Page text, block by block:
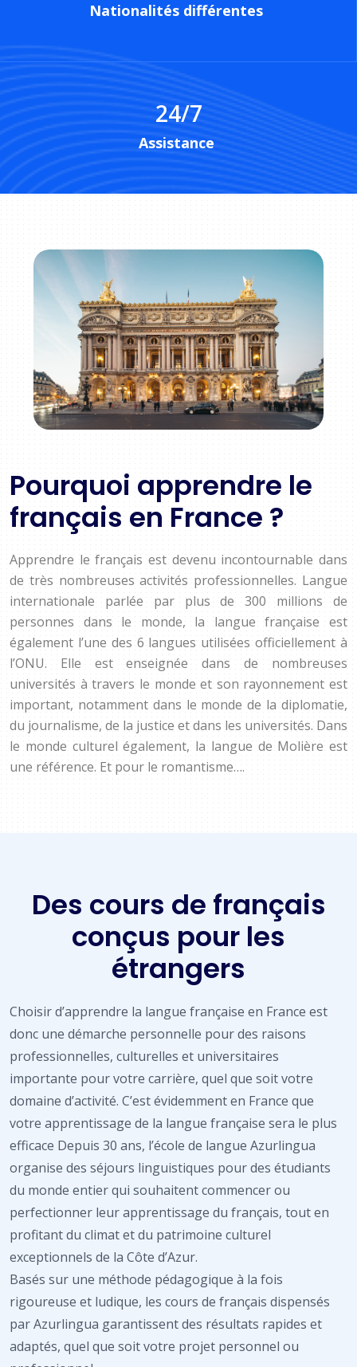
Nationalités différentes
Assistance
24/7
Pourquoi apprendre le
français en France ?
Apprendre le français est devenu incontournable dans
de très nombreuses activités professionnelles. Langue
internationale parlée par plus de 300 millions de
personnes dans le monde, la langue française est
également l’une des 6 langues utilisées officiellement à
l’ONU. Elle est enseignée dans de nombreuses
universités à travers le monde et son rayonnement est
important, notamment dans le monde de la diplomatie,
du journalisme, de la justice et dans les universités. Dans
le monde culturel également, la langue de Molière est
une référence. Et pour le romantisme….
Des cours de français
conçus pour les
étrangers
Choisir d’apprendre la langue française en France est
donc une démarche personnelle pour des raisons
professionnelles, culturelles et universitaires
importante pour votre carrière, quel que soit votre
domaine d’activité. C’est évidemment en France que
votre apprentissage de la langue française sera le plus
efficace Depuis 30 ans, l’école de langue Azurlingua
organise des séjours linguistiques pour des étudiants
du monde entier qui souhaitent commencer ou
perfectionner leur apprentissage du français, tout en
profitant du climat et du patrimoine culturel
exceptionnels de la Côte d’Azur.
Basés sur une méthode pédagogique à la fois
rigoureuse et ludique, les cours de français dispensés
par Azurlingua garantissent des résultats rapides et
adaptés, quel que soit votre projet personnel ou